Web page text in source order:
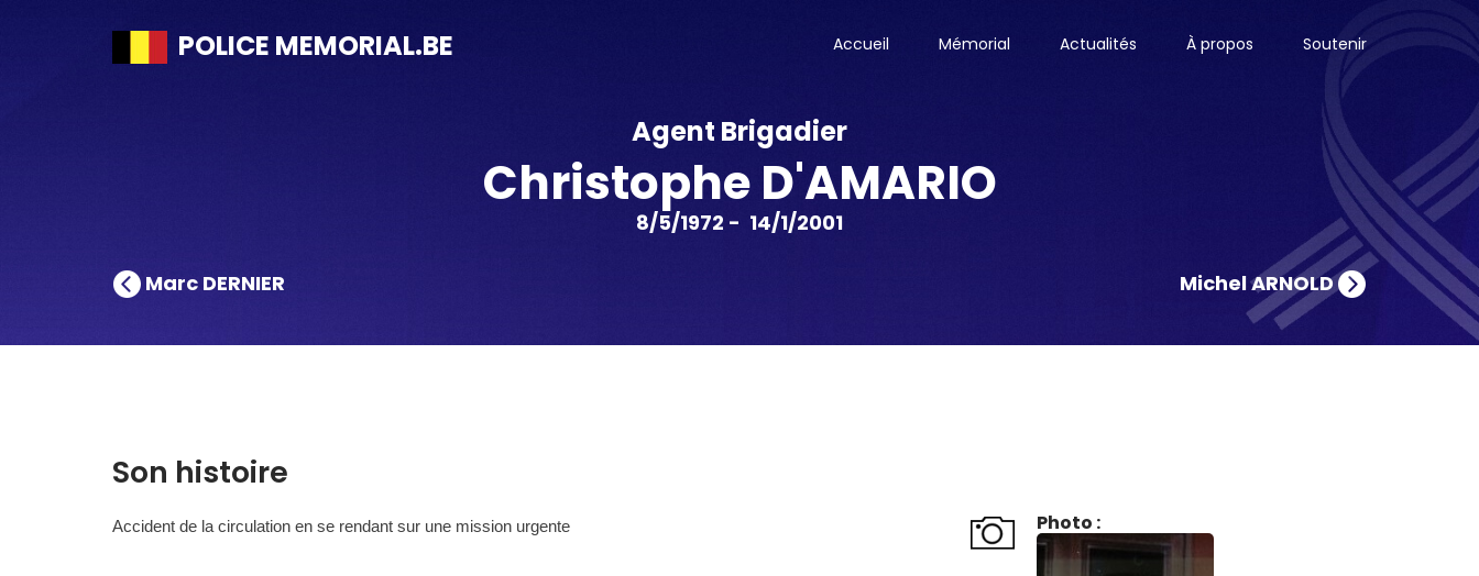
POLICE MEMORIAL.BE Accueil Mémorial Actualités À propos Soutenir
Agent Brigadier
Christophe D'AMARIO
8/5/1972 - 14/1/2001
Marc DERNIER Michel ARNOLD
Son histoire
Accident de la circulation en se rendant sur une mission urgente Photo :